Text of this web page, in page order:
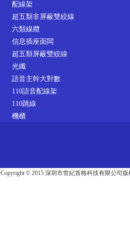
配線架
超五類非屏蔽雙絞線
六類線纜
信息插座面闆
超五類屏蔽雙絞線
光纖
語音主幹大對數
110語音配線架
110跳線
機櫃
Copyright © 2015 深圳市世紀首格科技有限公司